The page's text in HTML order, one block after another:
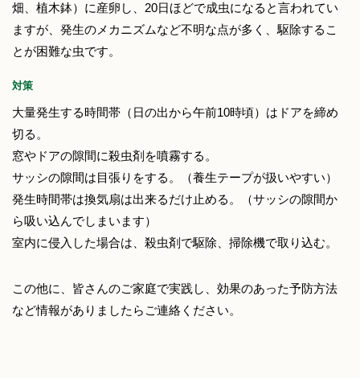
畑、植木鉢）に産卵し、20日ほどで成虫になると言われてい
ますが、発生のメカニズムなど不明な点が多く、駆除するこ
とが困難な虫です。
対策
大量発生する時間帯（日の出から午前10時頃）はドアを締め
切る。
窓やドアの隙間に殺虫剤を噴霧する。
サッシの隙間は目張りをする。（養生テープが扱いやすい）
発生時間帯は換気扇は出来るだけ止める。（サッシの隙間か
ら吸い込んでしまいます）
室内に侵入した場合は、殺虫剤で駆除、掃除機で取り込む。
この他に、皆さんのご家庭で実践し、効果のあった予防方法
など情報がありましたらご連絡ください。